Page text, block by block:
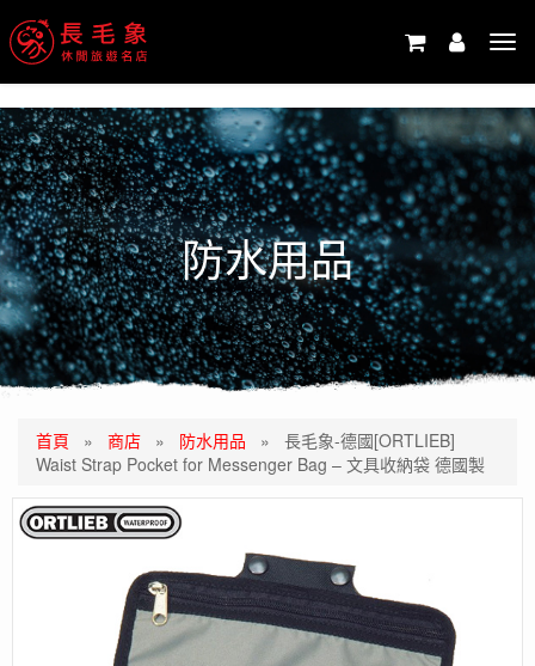
防水用品
首頁 » 商店 » 防水用品 » 長毛象-德國[ORTLIEB]
Waist Strap Pocket for Messenger Bag – 文具收納袋 德國製